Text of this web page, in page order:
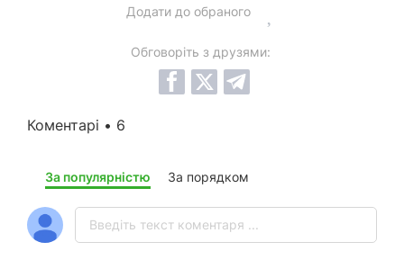
Додати до обраного
Обговоріть з друзями:
Коментарі • 6
За популярністю За порядком